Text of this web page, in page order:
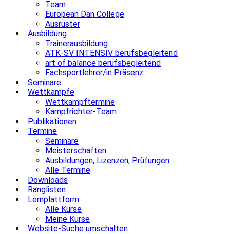
Team
European Dan College
Ausrüster
Ausbildung
Trainerausbildung
ATK-SV INTENSIV berufsbegleitend
art of balance berufsbegleitend
Fachsportlehrer/in Präsenz
Seminare
Wettkämpfe
Wettkampftermine
Kampfrichter-Team
Publikationen
Termine
Seminare
Meisterschaften
Ausbildungen, Lizenzen, Prüfungen
Alle Termine
Downloads
Ranglisten
Lernplattform
Alle Kurse
Meine Kurse
Website-Suche umschalten